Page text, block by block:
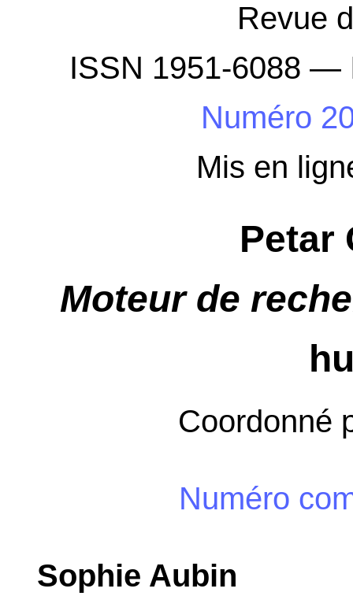
Revue
ISSN 1951-6088 —
Numéro
Mis en
Petar
Moteur de
Coordonné
Numéro
Sophie Aubin